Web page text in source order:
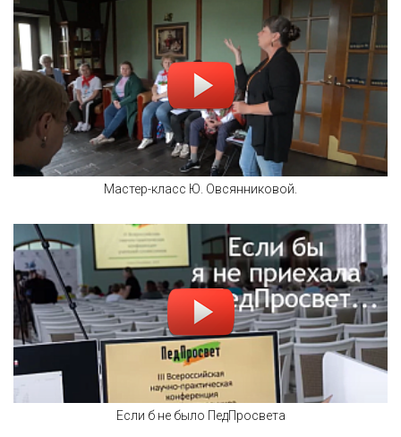
Мастер-класс Ю. Овсянниковой.
Если б не было ПедПросвета